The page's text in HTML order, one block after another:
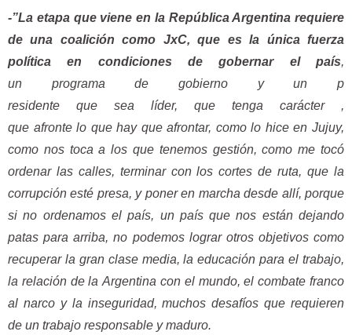
-”La etapa que viene en la República Argentina requiere
de una coalición como JxC, que es la única fuerza
política en condiciones de gobernar el país,
un programa de gobierno y un p
residente que sea líder, que tenga carácter ,
que afronte lo que hay que afrontar, como lo hice en Jujuy,
como nos toca a los que tenemos gestión, como me tocó
ordenar las calles, terminar con los cortes de ruta, que la
corrupción esté presa, y poner en marcha desde allí, porque
si no ordenamos el país, un país que nos están dejando
patas para arriba, no podemos lograr otros objetivos como
recuperar la gran clase media, la educación para el trabajo,
la relación de la Argentina con el mundo, el combate franco
al narco y la inseguridad, muchos desafíos que requieren
de un trabajo responsable y maduro.